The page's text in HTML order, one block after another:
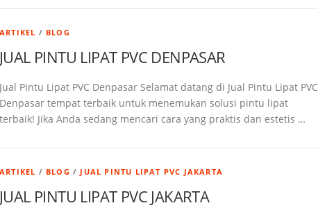
ARTIKEL / BLOG
JUAL PINTU LIPAT PVC DENPASAR
Jual Pintu Lipat PVC Denpasar Selamat datang di Jual Pintu Lipat PVC
Denpasar tempat terbaik untuk menemukan solusi pintu lipat
terbaik! Jika Anda sedang mencari cara yang praktis dan estetis …
ARTIKEL / BLOG / JUAL PINTU LIPAT PVC JAKARTA
JUAL PINTU LIPAT PVC JAKARTA